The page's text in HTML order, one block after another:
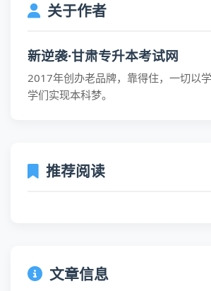
关于作者
新逆袭·甘肃专升本考试网
2017年创办老品牌，靠得住，一切以
学们实现本科梦。
推荐阅读
文章信息